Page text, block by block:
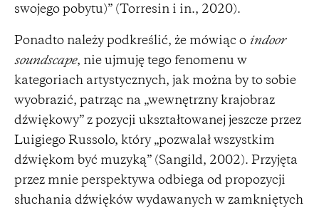
swojego pobytu)” (Torresin i in., 2020).
Ponadto należy podkreślić, że mówiąc o indoor
soundscape, nie ujmuję tego fenomenu w
kategoriach artystycznych, jak można by to sobie
wyobrazić, patrząc na „wewnętrzny krajobraz
dźwiękowy” z pozycji ukształtowanej jeszcze przez
Luigiego Russolo, który „pozwalał wszystkim
dźwiękom być muzyką” (Sangild, 2002). Przyjęta
przez mnie perspektywa odbiega od propozycji
słuchania dźwięków wydawanych w zamkniętych